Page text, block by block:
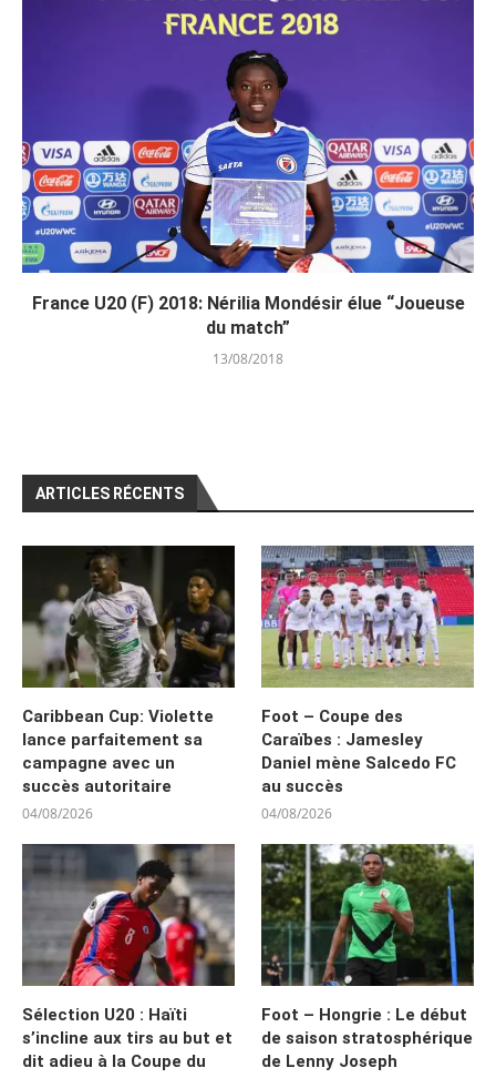
France U20 (F) 2018: Nérilia Mondésir élue “Joueuse
du match”
13/08/2018
ARTICLES RÉCENTS
Caribbean Cup: Violette
lance parfaitement sa
campagne avec un
succès autoritaire
04/08/2026
Foot – Coupe des
Caraïbes : Jamesley
Daniel mène Salcedo FC
au succès
04/08/2026
Sélection U20 : Haïti
s’incline aux tirs au but et
dit adieu à la Coupe du
Foot – Hongrie : Le début
de saison stratosphérique
de Lenny Joseph